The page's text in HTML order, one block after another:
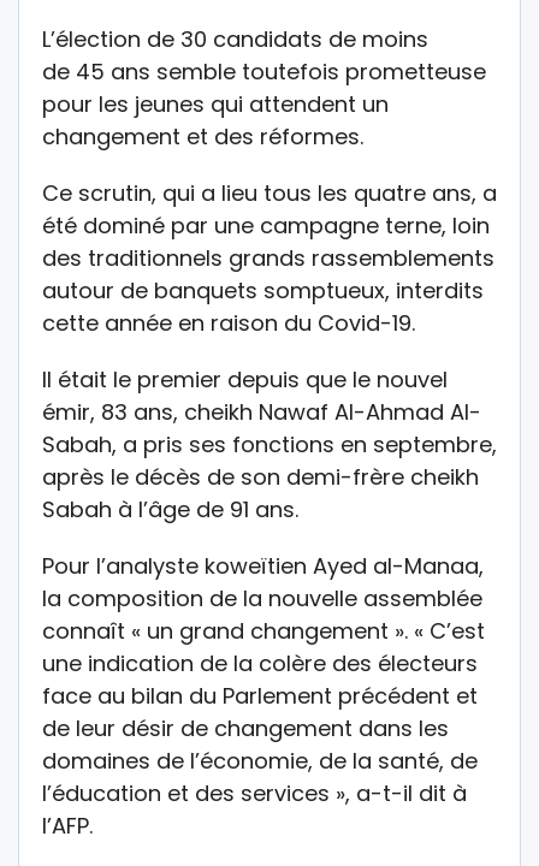
L’élection de 30 candidats de moins
de 45 ans semble toutefois prometteuse
pour les jeunes qui attendent un
changement et des réformes.
Ce scrutin, qui a lieu tous les quatre ans, a
été dominé par une campagne terne, loin
des traditionnels grands rassemblements
autour de banquets somptueux, interdits
cette année en raison du Covid-19.
Il était le premier depuis que le nouvel
émir, 83 ans, cheikh Nawaf Al-Ahmad Al-
Sabah, a pris ses fonctions en septembre,
après le décès de son demi-frère cheikh
Sabah à l’âge de 91 ans.
Pour l’analyste koweïtien Ayed al-Manaa,
la composition de la nouvelle assemblée
connaît « un grand changement ». « C’est
une indication de la colère des électeurs
face au bilan du Parlement précédent et
de leur désir de changement dans les
domaines de l’économie, de la santé, de
l’éducation et des services », a-t-il dit à
l’AFP.